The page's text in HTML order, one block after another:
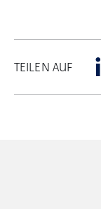
TEILEN AUF